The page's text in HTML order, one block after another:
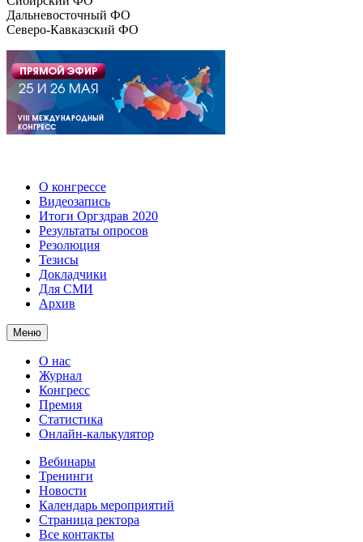
Дальневосточный ФО
Северо-Кавказский ФО
О конгрессе
Видеозапись
Итоги Оргздрав 2020
Результаты опросов
Резолюция
Тезисы
Докладчики
Для СМИ
Архив
Меню
О нас
Журнал
Конгресс
Премия
Статистика
Онлайн-калькулятор
Вебинары
Тренинги
Новости
Календарь мероприятий
Страница ректора
Все контакты